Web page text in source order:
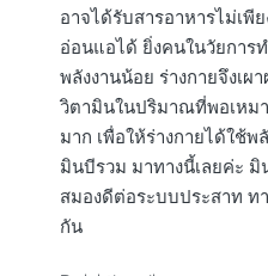
อาจได้รับสารอาหารไม่เพี
อ่อนแอได้ ยิ่งคนในวัยการ
พลังงานน้อย ร่างกายจึงเ
วิตามินในปริมาณที่พอเหม
มาก เพื่อให้ร่างกายได้ใช้
มินบีรวม มาทางนี้เลยค่ะ
สมองดีต่อระบบประสาท ท
กัน